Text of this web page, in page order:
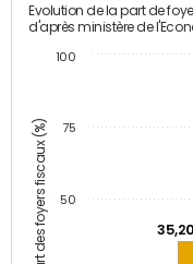
Part des foyers fiscaux (%)
Evolution de la part de
d'après ministère de
50
75
100